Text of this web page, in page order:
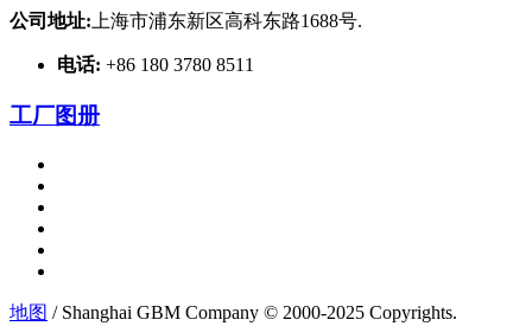
公司地址: 上海市浦东新区高科东路1688号.
电话: +86 180 3780 8511
工厂图册
地图 / Shanghai GBM Company © 2000-2025 Copyrights.